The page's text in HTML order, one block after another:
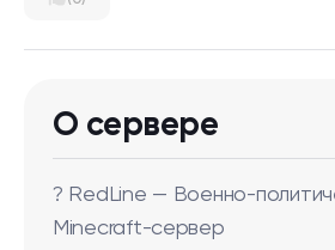
О сервере
? RedLine — Военно-
Minecraft-сервер